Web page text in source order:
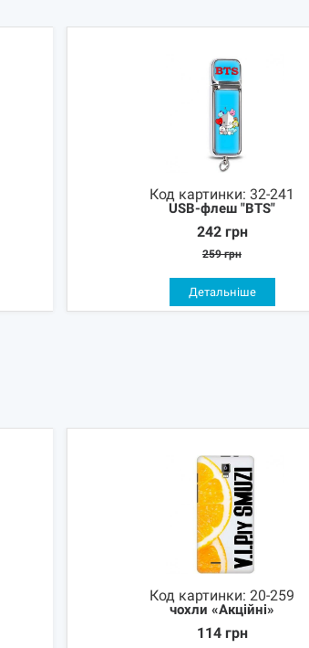
Код картинки: 32-241
USB-флеш "BTS"
242 грн
259 грн
Детальніше
Код картинки: 20-259
чохли «Акційні»
114 грн